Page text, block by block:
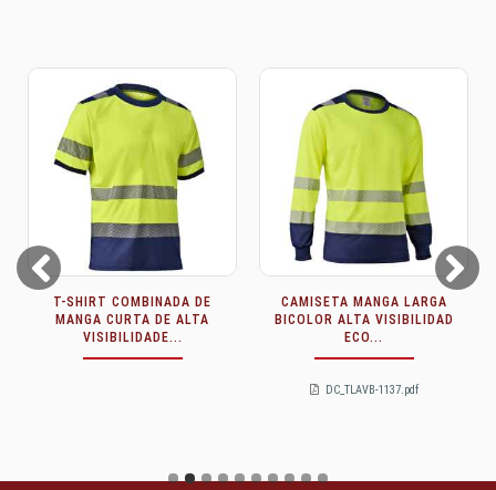
Prev
T-SHIRT COMBINADA DE
MANGA CURTA DE ALTA
VISIBILIDADE...
CAMISETA MANGA LARGA
BICOLOR ALTA VISIBILIDAD
ECO...
DC_TLAVB-1137.pdf
Next